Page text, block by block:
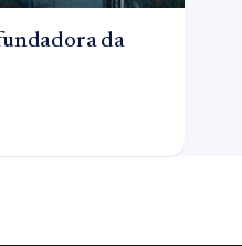
da